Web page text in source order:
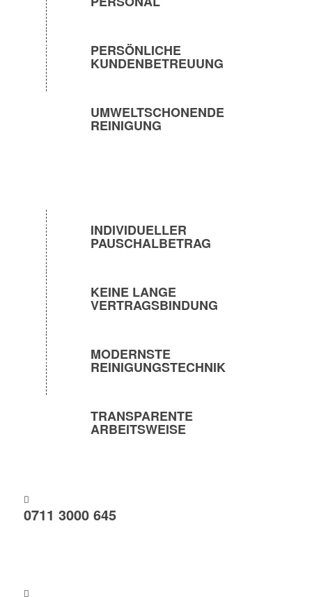
PERSÖNLICHE
KUNDENBETREUUNG
UMWELTSCHONENDE
REINIGUNG
INDIVIDUELLER
PAUSCHALBETRAG
KEINE LANGE
VERTRAGSBINDUNG
MODERNSTE
REINIGUNGSTECHNIK
TRANSPARENTE
ARBEITSWEISE
0711 3000 645